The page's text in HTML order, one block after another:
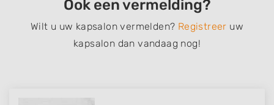
Ook een vermelding?
Wilt u uw kapsalon vermelden? Registreer uw
kapsalon dan vandaag nog!